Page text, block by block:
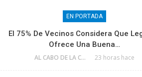
EN PORTADA
El 75% De Vecinos Considera Que
Ofrece Una Buena…
AL CABO DE LA CALLE 23 horas hace